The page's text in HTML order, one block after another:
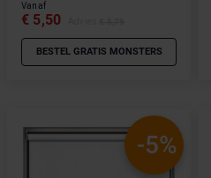
Vanaf
€ 5,50
BESTEL GRATIS MONSTERS
-5%